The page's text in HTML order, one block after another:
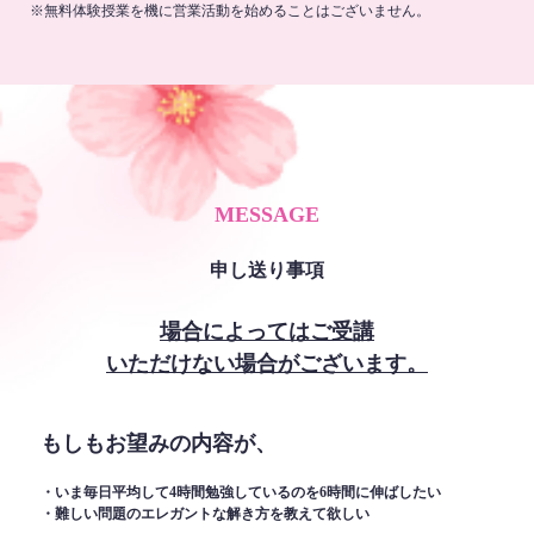
※無料体験授業を機に営業活動を始めることはございません。
MESSAGE
申し送り事項
場合によってはご受講
いただけない場合がございます。
もしもお望みの内容が、
・いま毎日平均して4時間勉強しているのを6時間に伸ばしたい
・難しい問題のエレガントな解き方を教えて欲しい